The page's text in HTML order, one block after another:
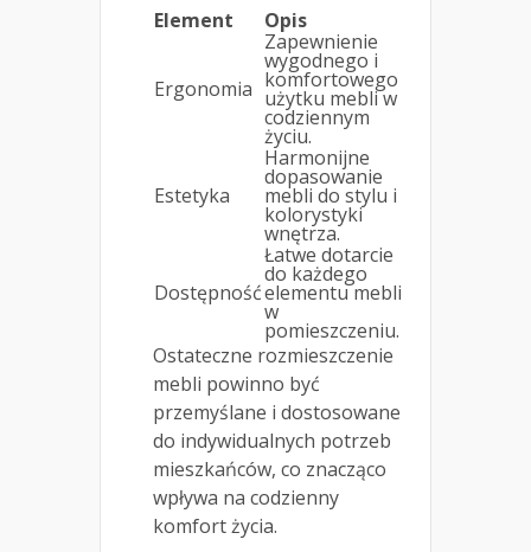
Element Opis
Ergonomia
Zapewnienie
wygodnego i
komfortowego
użytku mebli w
codziennym
życiu.
Estetyka
Harmonijne
dopasowanie
mebli do stylu i
kolorystyki
wnętrza.
Dostępność
Łatwe dotarcie
do każdego
elementu mebli
w
pomieszczeniu.
Ostateczne rozmieszczenie
mebli powinno być
przemyślane i dostosowane
do indywidualnych potrzeb
mieszkańców, co znacząco
wpływa na codzienny
komfort życia.